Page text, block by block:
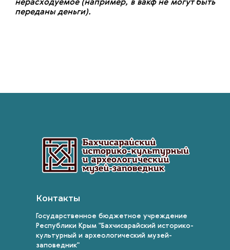
нерасходуемое (например, в вакф не могут быть
переданы деньги).
Контакты
Государственное бюджетное учреждение
Республики Крым "Бахчисарайский историко-
культурный и археологический музей-
заповедник"